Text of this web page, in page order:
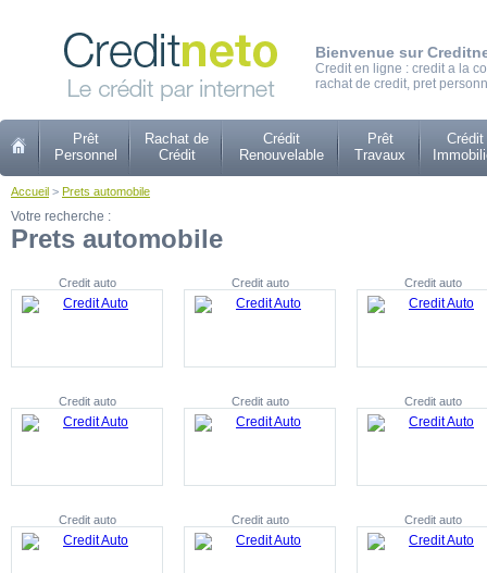
Bienvenue sur
Credit en ligne : credit a la
rachat de credit, pret
Prêt
Personnel
Rachat de
Crédit
Crédit
Renouvelable
Prêt
Travaux
Crédit
Accueil > Prets automobile
Votre recherche :
Prets automobile
Credit auto Credit auto Credit auto
Credit auto Credit auto Credit auto
Credit auto Credit auto Credit auto